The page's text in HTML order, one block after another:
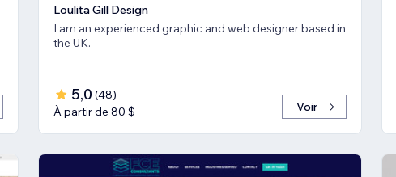
Loulita Gill Design
I am an experienced graphic and web designer based in
the UK.
5,0 (48)
À partir de 80 $
Voir